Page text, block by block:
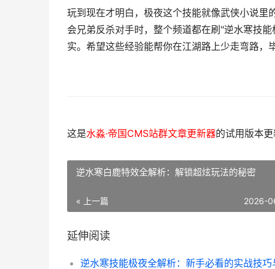
玩到现在才明白，极夜这个技能就像武侠小说
会兄弟反杀对手时，整个频道都在刷"逆水寒技
实。希望这些经验能帮你在江湖路上少走弯路，
这是水淼·帝国CMS站群文章更新器的试用版本
逆水寒白鹿特效全解析：解锁超炫玩法的秘密
« 上一篇 2026-
延伸阅读